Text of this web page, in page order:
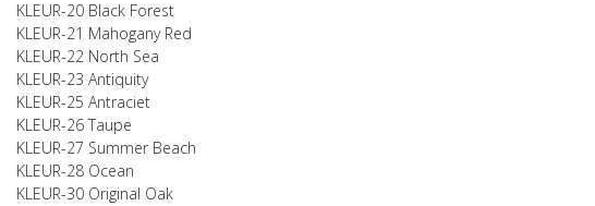
KLEUR-20 Black Forest
KLEUR-21 Mahogany Red
KLEUR-22 North Sea
KLEUR-23 Antiquity
KLEUR-25 Antraciet
KLEUR-26 Taupe
KLEUR-27 Summer Beach
KLEUR-28 Ocean
KLEUR-30 Original Oak